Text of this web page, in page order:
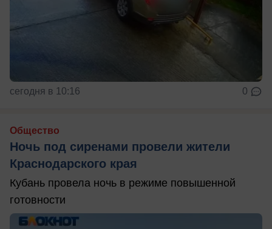
сегодня в 10:16 0
Общество
Ночь под сиренами провели жители
Краснодарского края
Кубань провела ночь в режиме повышенной
готовности